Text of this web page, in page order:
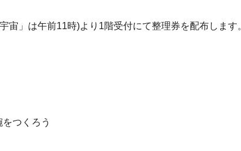
」は午前11時)より1階受付にて整理券を配布します
つくろう